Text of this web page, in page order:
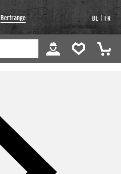
Bertrange DE | FR